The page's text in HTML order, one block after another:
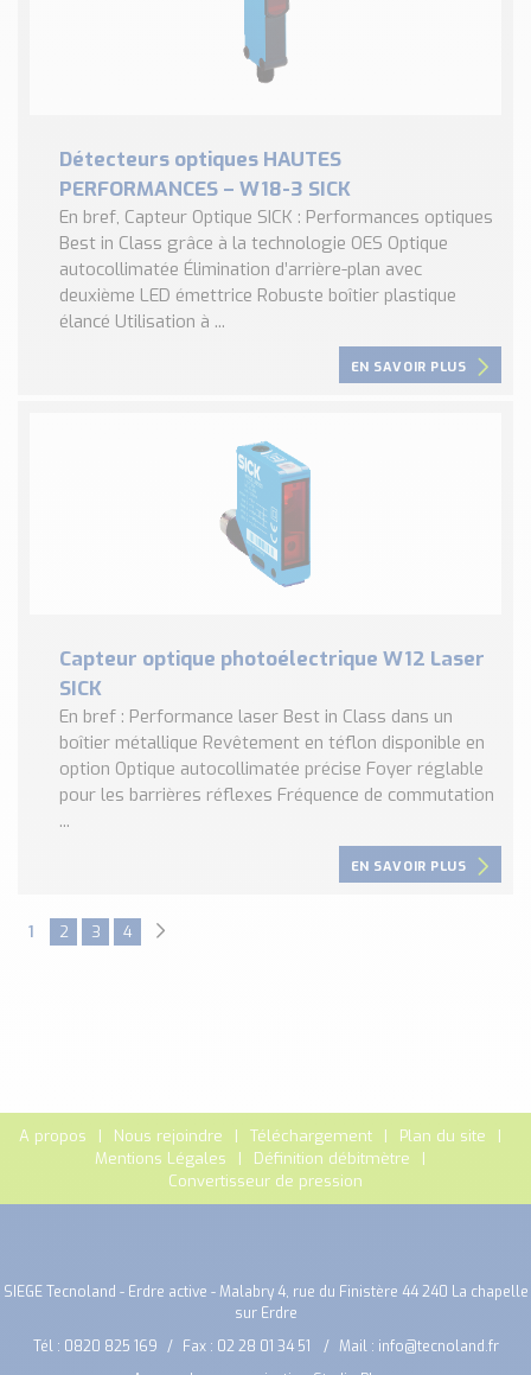
Détecteurs optiques HAUTES
PERFORMANCES – W18-3 SICK
En bref, Capteur Optique SICK : Performances optiques
Best in Class grâce à la technologie OES Optique
autocollimatée Élimination d’arrière-plan avec
deuxième LED émettrice Robuste boîtier plastique
élancé Utilisation à ...
EN SAVOIR PLUS
Capteur optique photoélectrique W12 Laser
SICK
En bref : Performance laser Best in Class dans un
boîtier métallique Revêtement en téflon disponible en
option Optique autocollimatée précise Foyer réglable
pour les barrières réflexes Fréquence de commutation
...
EN SAVOIR PLUS
1 2 3 4
A propos Nous rejoindre Téléchargement
Plan du site
Mentions Légales
Définition débitmètre
Convertisseur de pression
SIEGE Tecnoland - Erdre active - Malabry 4, rue du Finistère 44 240 La chapelle
sur Erdre
Tél : 0820 825 169 Fax : 02 28 01 34 51 Mail : info@tecnoland.fr